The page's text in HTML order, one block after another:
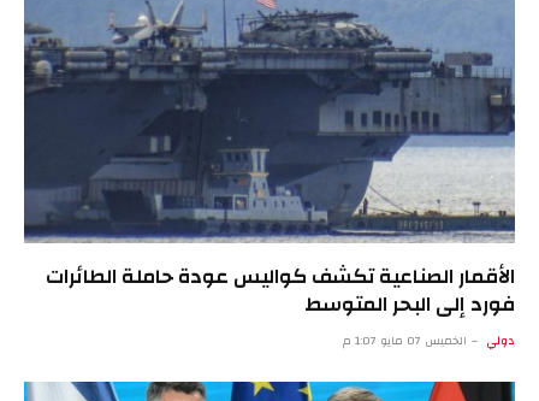
الأقمار الصناعية تكشف كواليس عودة حاملة الطائرات
فورد إلى البحر المتوسط
دولي الخميس 07 مايو 1:07 م